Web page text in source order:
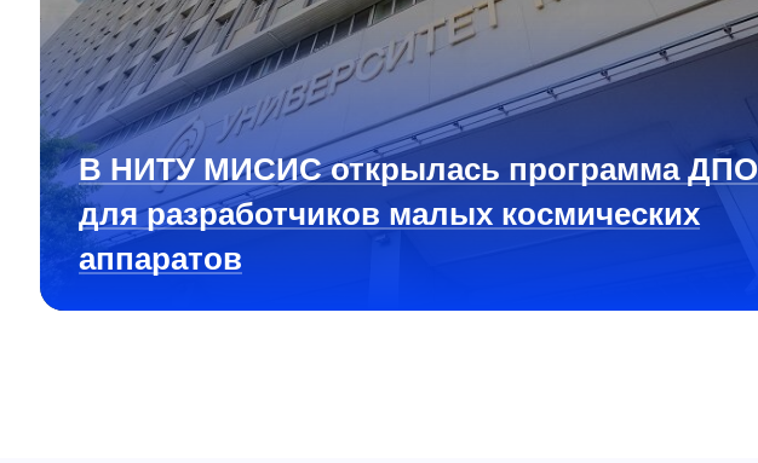
В НИТУ МИСИС открылась программа ДПО
для разработчиков малых космических
аппаратов